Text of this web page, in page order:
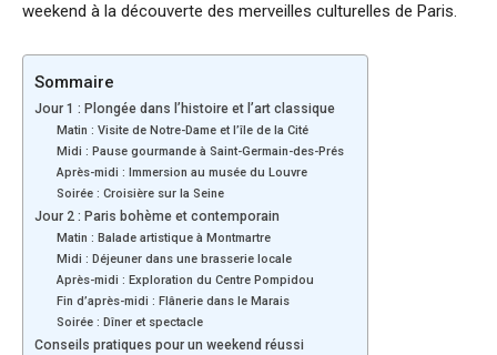
weekend à la découverte des merveilles culturelles de Paris.
Sommaire
Jour 1 : Plongée dans l’histoire et l’art classique
Matin : Visite de Notre-Dame et l’île de la Cité
Midi : Pause gourmande à Saint-Germain-des-Prés
Après-midi : Immersion au musée du Louvre
Soirée : Croisière sur la Seine
Jour 2 : Paris bohème et contemporain
Matin : Balade artistique à Montmartre
Midi : Déjeuner dans une brasserie locale
Après-midi : Exploration du Centre Pompidou
Fin d’après-midi : Flânerie dans le Marais
Soirée : Dîner et spectacle
Conseils pratiques pour un weekend réussi